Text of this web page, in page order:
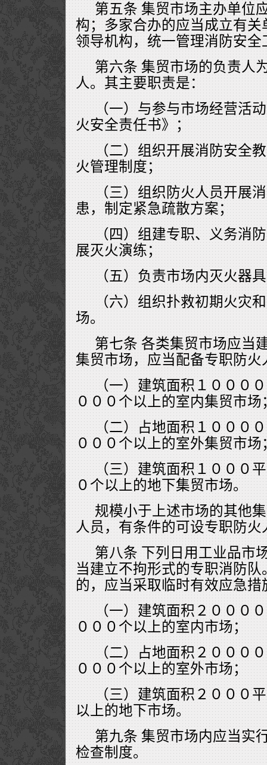
第五条 集贸市场主办单位
构；多家合办的应当成立有
领导机构，统一管理消防安全
第六条 集贸市场的负责人
人。其主要职责是：
（一）与参与市场经营活
火安全责任书》；
（二）组织开展消防安全
火管理制度；
（三）组织防火人员开展
患，制定紧急疏散方案；
（四）组建专职、义务消
展灭火演练；
（五）负责市场内灭火器
（六）组织扑救初期火灾
场。
第七条 各类集贸市场应当
集贸市场，应当配备专职防火
（一）建筑面积１０００
０００个以上的室内集贸市场
（二）占地面积１０００
０００个以上的室外集贸市场
（三）建筑面积１０００
０个以上的地下集贸市场。
规模小于上述市场的其他
人员，有条件的可设专职防火
第八条 下列日用工业品市
当建立不拘形式的专职消防
的，应当采取临时有效应急措
（一）建筑面积２０００
０００个以上的室内市场；
（二）占地面积２０００
０００个以上的室外市场；
（三）建筑面积２０００
以上的地下市场。
第九条 集贸市场内应当实
检查制度。